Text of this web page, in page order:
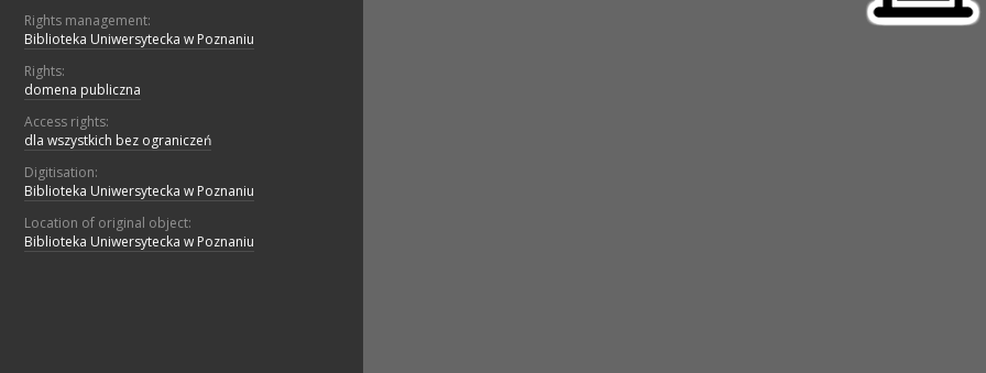
Rights management:
Biblioteka Uniwersytecka w Poznaniu
Rights:
domena publiczna
Access rights:
dla wszystkich bez ograniczeń
Digitisation:
Biblioteka Uniwersytecka w Poznaniu
Location of original object:
Biblioteka Uniwersytecka w Poznaniu